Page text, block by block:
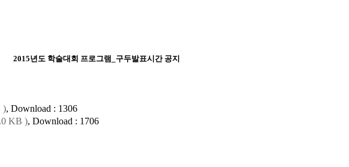
2015년도 학술대회 프로그램_구두발표시간 공지
), Download : 1306
KB ), Download : 1706